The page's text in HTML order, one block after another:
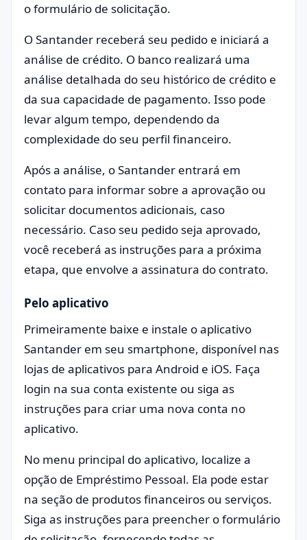
o formulário de solicitação.
O Santander receberá seu pedido e iniciará a
análise de crédito. O banco realizará uma
análise detalhada do seu histórico de crédito e
da sua capacidade de pagamento. Isso pode
levar algum tempo, dependendo da
complexidade do seu perfil financeiro.
Após a análise, o Santander entrará em
contato para informar sobre a aprovação ou
solicitar documentos adicionais, caso
necessário. Caso seu pedido seja aprovado,
você receberá as instruções para a próxima
etapa, que envolve a assinatura do contrato.
Pelo aplicativo
Primeiramente baixe e instale o aplicativo
Santander em seu smartphone, disponível nas
lojas de aplicativos para Android e iOS. Faça
login na sua conta existente ou siga as
instruções para criar uma nova conta no
aplicativo.
No menu principal do aplicativo, localize a
opção de Empréstimo Pessoal. Ela pode estar
na seção de produtos financeiros ou serviços.
Siga as instruções para preencher o formulário